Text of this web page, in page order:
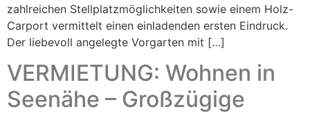
zahlreichen Stellplatzmöglichkeiten sowie einem Holz-
Carport vermittelt einen einladenden ersten Eindruck.
Der liebevoll angelegte Vorgarten mit […]
VERMIETUNG: Wohnen in
Seenähe – Großzügige